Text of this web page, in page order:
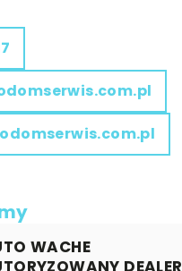
WACHE
DEALER